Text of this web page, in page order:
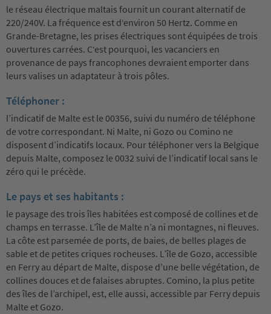
le réseau électrique maltais fournit un courant alternatif de
220/240V. La fréquence est d‘environ 50 Hertz. Comme en
Grande-Bretagne, les prises électriques sont équipées de trois
ouvertures carrées. C‘est pourquoi, les vacanciers en
provenance de pays francophones devraient emporter dans
leurs valises un adaptateur à trois pôles.
Téléphoner :
l’indicatif de Malte est le 00356, suivi du numéro de téléphone
de votre correspondant. Ni Malte, ni Gozo ou Comino ne
disposent d’indicatifs locaux. Pour téléphoner vers la Belgique
depuis Malte, composez le 0032 suivi de l’indicatif local sans le
zéro qui le précède.
Le pays et ses habitants :
le paysage des trois îles habitées est composé de collines et de
champs en terrasse. L’île de Malte n’a ni montagnes, ni fleuves.
La côte est parsemée de ports, de baies, de belles plages de
sable et de petites criques rocheuses. L’île de Gozo, accessible
en Ferry au départ de Malte, dispose d’une belle végétation, de
collines douces et de falaises abruptes. Comino, la plus petite
des îles de l’archipel, est, elle aussi, accessible par Ferry depuis
Malte et Gozo.